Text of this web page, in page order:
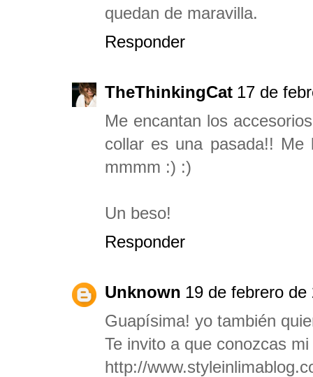
quedan de maravilla.
Responder
TheThinkingCat 17 de
Me encantan los
collar es una pasada!!
mmmm :) :)
Un beso!
Responder
Unknown 19 de febrero
Guapísima! yo también
Te invito a que conozcas
http://